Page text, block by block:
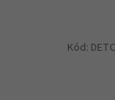
Kód: